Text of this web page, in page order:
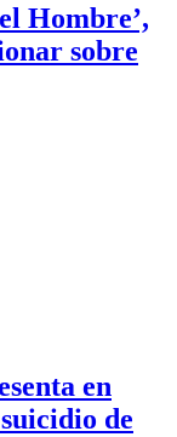
Hombre’,
sobre
en
de